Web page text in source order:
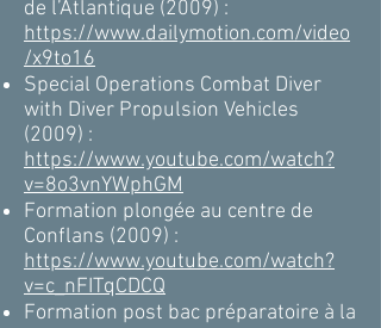
de l’Atlantique (2009) :
https://www.dailymotion.com/video
/x9to16
Special Operations Combat Diver
with Diver Propulsion Vehicles
(2009) :
https://www.youtube.com/watch?
v=8o3vnYWphGM
Formation plongée au centre de
Conflans (2009) :
https://www.youtube.com/watch?
v=c_nFITqCDCQ
Formation post bac préparatoire à la